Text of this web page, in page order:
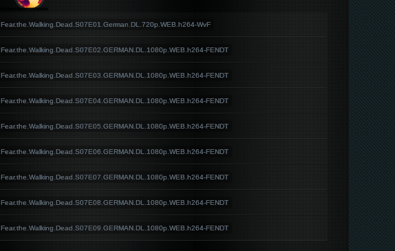
Fear.the.Walking.Dead.S07E01.German.DL.720p.WEB.h264-WvF
Fear.the.Walking.Dead.S07E02.GERMAN.DL.1080p.WEB.h264-FENDT
Fear.the.Walking.Dead.S07E03.GERMAN.DL.1080p.WEB.h264-FENDT
Fear.the.Walking.Dead.S07E04.GERMAN.DL.1080p.WEB.h264-FENDT
Fear.the.Walking.Dead.S07E05.GERMAN.DL.1080p.WEB.h264-FENDT
Fear.the.Walking.Dead.S07E06.GERMAN.DL.1080p.WEB.h264-FENDT
Fear.the.Walking.Dead.S07E07.GERMAN.DL.1080p.WEB.h264-FENDT
Fear.the.Walking.Dead.S07E08.GERMAN.DL.1080p.WEB.h264-FENDT
Fear.the.Walking.Dead.S07E09.GERMAN.DL.1080p.WEB.h264-FENDT